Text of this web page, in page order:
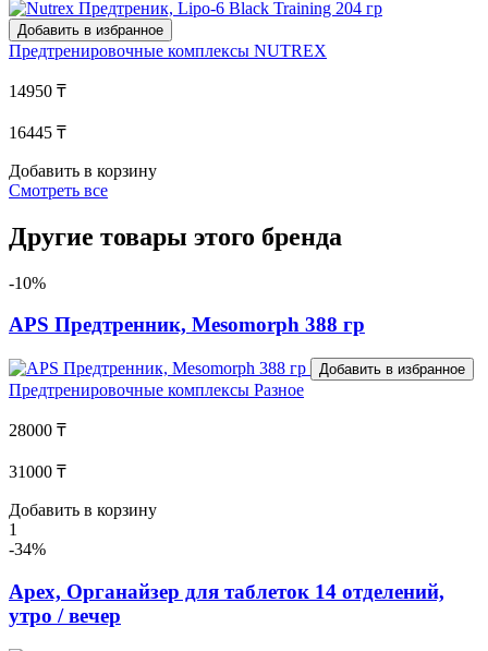
Добавить в избранное
Предтренировочные комплексы NUTREX
14950 ₸
16445 ₸
Добавить в корзину
Смотреть все
Другие товары этого бренда
-10%
APS Предтренник, Mesomorph 388 гр
Добавить в избранное
Предтренировочные комплексы Разное
28000 ₸
31000 ₸
Добавить в корзину
1
-34%
Apex, Органайзер для таблеток 14 отделений,
утро / вечер